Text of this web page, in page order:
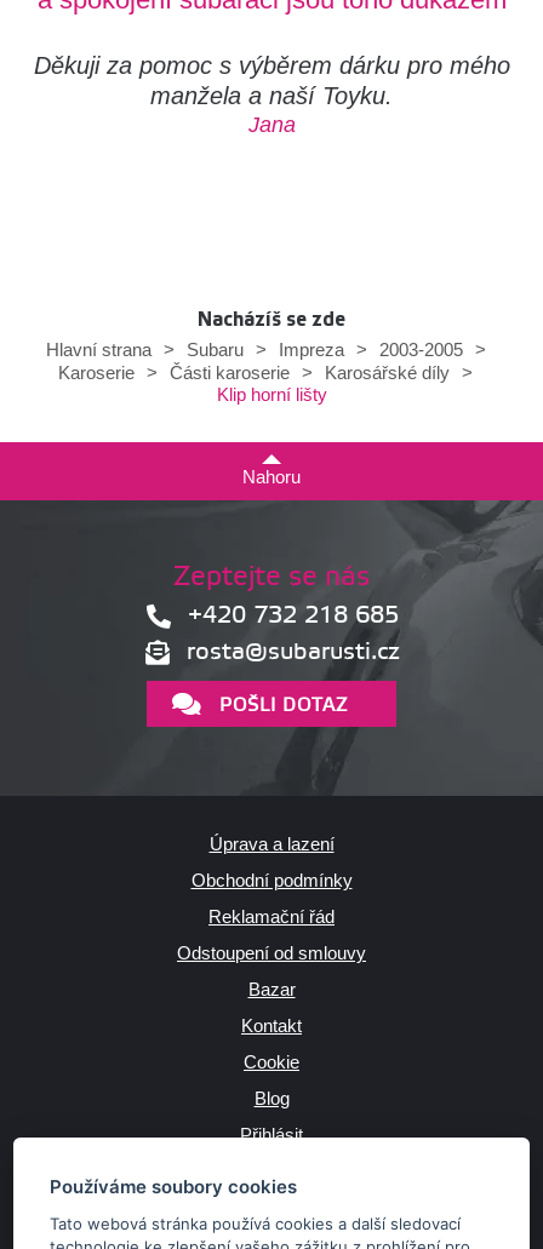
Používáme soubory cookies
Tato webová stránka používá cookies a další sledovací
Děkuji za pomoc s výběrem dárku pro mého
manžela a naší Toyku.
Jana
Nacházíš se zde
Hlavní strana
> Subaru > Impreza > 2003-2005
>
Karoserie > Části karoserie > Karosářské díly >
Klip horní lišty
Nahoru
Zeptejte se nás
+420 732 218 685
rosta@subarusti.cz
POŠLI DOTAZ
Úprava a lazení
Obchodní podmínky
Reklamační řád
Odstoupení od smlouvy
Bazar
Kontakt
Cookie
Blog
Přihlásit